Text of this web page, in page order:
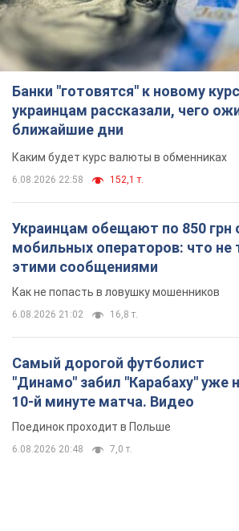
Банки "готовятся" к новому
украинцам рассказали, чего
ближайшие дни
Каким будет курс валюты в обменниках
6.08.2026 22:58 152,1 т.
Украинцам обещают по 850 грн
мобильных операторов: что не
этими сообщениями
Как не попасть в ловушку мошенников
6.08.2026 21:02 16,8 т.
Самый дорогой футболист
"Динамо" забил "Карабаху" уже
10-й минуте матча. Видео
Поединок проходит в Польше
6.08.2026 20:48 7,0 т.